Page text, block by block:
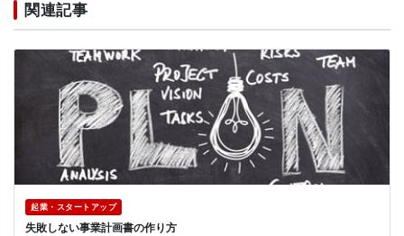
関連記事
起業・スタートアップ
失敗しない事業計画書の作り方